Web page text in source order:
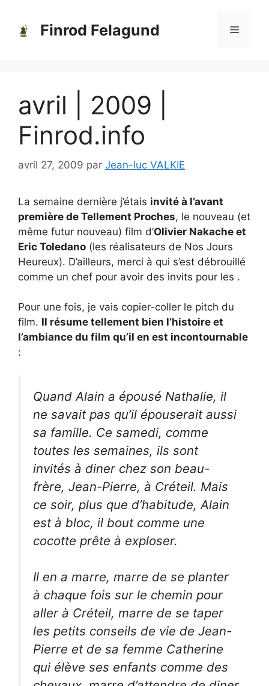
contenu
Finrod Felagund Menu
avril | 2009 |
Finrod.info
avril 27, 2009 par Jean-luc VALKIE
La semaine dernière j’étais invité à l’avant
première de Tellement Proches, le nouveau (et
même futur nouveau) film d’Olivier Nakache et
Eric Toledano (les réalisateurs de Nos Jours
Heureux). D’ailleurs, merci à qui s’est débrouillé
comme un chef pour avoir des invits pour les .
Pour une fois, je vais copier-coller le pitch du
film. Il résume tellement bien l’histoire et
l’ambiance du film qu’il en est incontournable
:
Quand Alain a épousé Nathalie, il
ne savait pas qu’il épouserait aussi
sa famille. Ce samedi, comme
toutes les semaines, ils sont
invités à diner chez son beau-
frère, Jean-Pierre, à Créteil. Mais
ce soir, plus que d’habitude, Alain
est à bloc, il bout comme une
cocotte prête à exploser.
Il en a marre, marre de se planter
à chaque fois sur le chemin pour
aller à Créteil, marre de se taper
les petits conseils de vie de Jean-
Pierre et de sa femme Catherine
qui élève ses enfants comme des